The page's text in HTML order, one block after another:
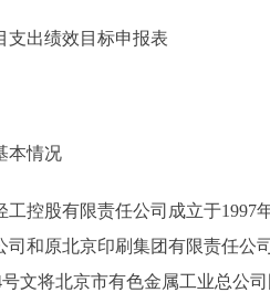
出绩效目标申报表
情况
股有限责任公司成立于1997年
司和原北京印刷集团有限责任公
号文将北京市有色金属工业总公